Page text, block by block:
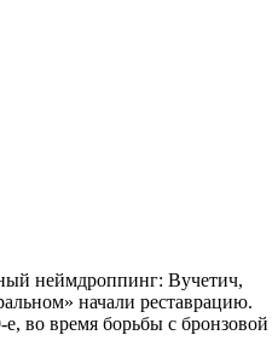
неймдроппинг: Вучетич,
начали реставрацию.
во время борьбы с бронзовой